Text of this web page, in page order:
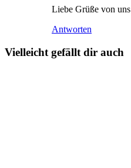
Liebe Grüße von uns
Antworten
Vielleicht gefällt dir auch